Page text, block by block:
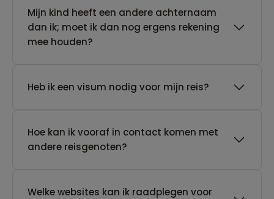
Mijn kind heeft een andere achternaam
dan ik; moet ik dan nog ergens rekening
mee houden?
Heb ik een visum nodig voor mijn reis?
Hoe kan ik vooraf in contact komen met
andere reisgenoten?
Welke websites kan ik raadplegen voor